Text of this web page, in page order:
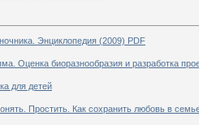
Энциклопедия (2009) PDF
Оценка биоразнообразия и разработка
для детей
Простить. Как сохранить любовь в